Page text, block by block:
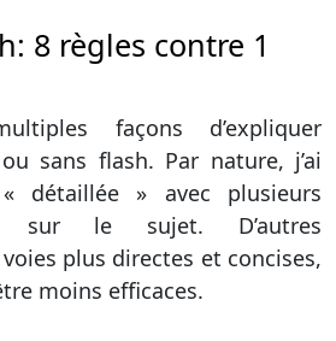
8 règles contre 1
façons d’expliquer
sans flash. Par nature, j’ai
détaillée » avec plusieurs
sur le sujet. D’autres
plus directes et concises,
moins efficaces.